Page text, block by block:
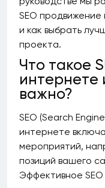
SEO
и как выбрать
проекта.
Что такое
интернете
важно?
SEO (Search
интернете
мероприятий,
позиций вашего
Эффективное